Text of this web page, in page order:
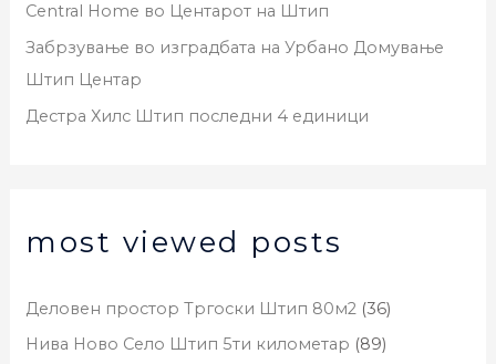
Central Home во Центарот на Штип
Забрзување во изградбата на Урбано Домување
Штип Центар
Дестра Хилс Штип последни 4 единици
most viewed posts
Деловен простор Тргоски Штип 80м2 (36)
Нива Ново Село Штип 5ти километар (89)